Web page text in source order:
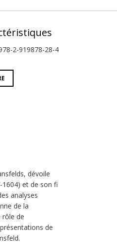
2-919878-28-4
dévoile
1604) et de son fi
analyses
de la
rôle de
de